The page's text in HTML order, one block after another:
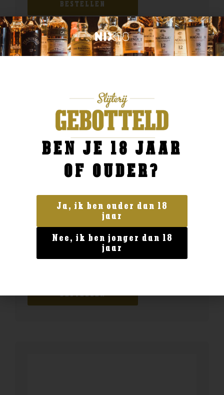
BESTELLEN
Geen categorie
Delamain Vesper XO
BESTELLEN
BEN JE 18 JAAR
OF OUDER?
Ja, ik ben ouder dan 18
jaar
Nee, ik ben jonger dan 18
jaar